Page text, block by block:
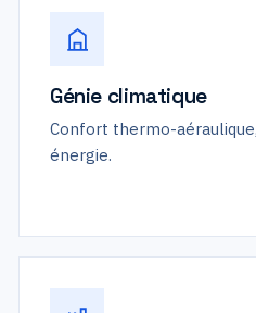
Génie climatique
Confort thermo-aéraulique,
énergie.